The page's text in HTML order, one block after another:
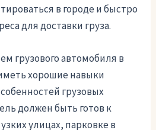
в городе и быстро
для доставки груза.
грузового автомобиля в
хорошие навыки
грузовых
должен быть готов к
улицах, парковке в